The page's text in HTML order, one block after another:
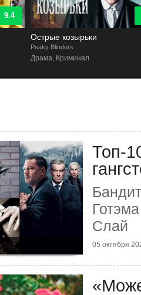
9.4
Острые козырьки
Peaky Blinders
Драма, Криминал
Топ-
Слай
05 октября